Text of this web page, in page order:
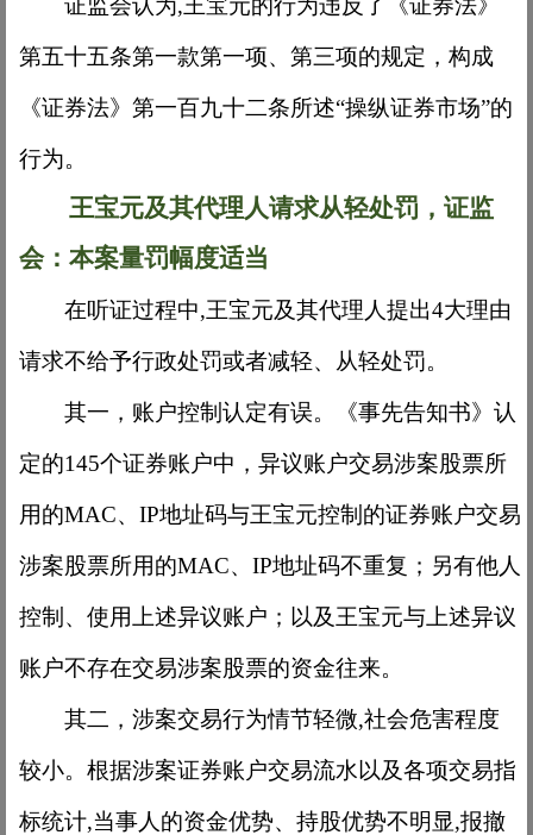
第五十五条第一款第一项、第三项的规定，构成
《证券法》第一百九十二条所述“操纵证券市场”的
行为。
王宝元及其代理人请求从轻处罚，证监
会：本案量罚幅度适当
在听证过程中,王宝元及其代理人提出4大理由
请求不给予行政处罚或者减轻、从轻处罚。
其一，账户控制认定有误。《事先告知书》认
定的145个证券账户中，异议账户交易涉案股票所
用的MAC、IP地址码与王宝元控制的证券账户交易
涉案股票所用的MAC、IP地址码不重复；另有他人
控制、使用上述异议账户；以及王宝元与上述异议
账户不存在交易涉案股票的资金往来。
其二，涉案交易行为情节轻微,社会危害程度
较小。根据涉案证券账户交易流水以及各项交易指
标统计,当事人的资金优势、持股优势不明显,报撤